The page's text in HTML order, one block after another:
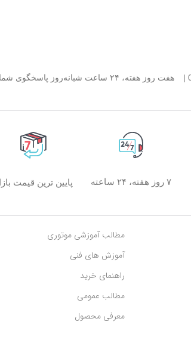
هفت روز هفته، ۲۴ ساعت شبانه‌روز پاسخگوی شما هستیم.
۷ روز هفته، ۲۴ ساعته پایین ترین قیمت
مطالب آموزشی موتوری
آموزش های فنی
راهنمای خرید
مطالب عمومی
معرفی محصول